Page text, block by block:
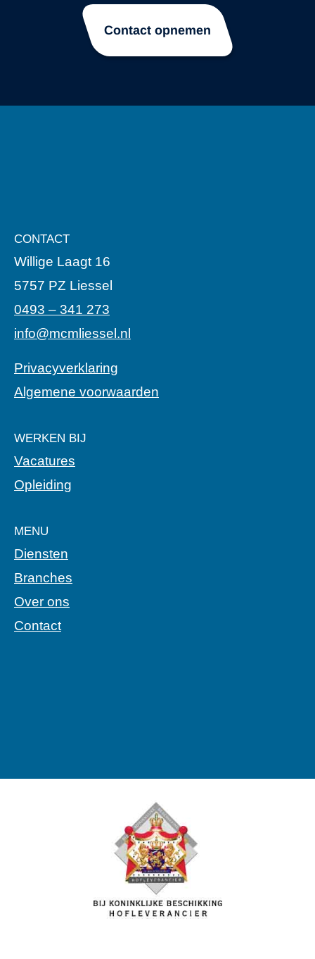
Contact opnemen
CONTACT
Willige Laagt 16
5757 PZ Liessel
0493 – 341 273
info@mcmliessel.nl
Privacyverklaring
Algemene voorwaarden
WERKEN BIJ
Vacatures
Opleiding
MENU
Diensten
Branches
Over ons
Contact